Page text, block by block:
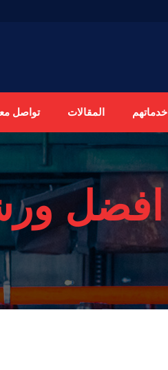
خدماتهم المقالات تواصل
افضل